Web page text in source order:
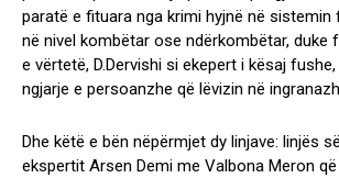
paratë e fituara nga krimi hyjnë në sistemin
në nivel kombëtar ose ndërkombëtar, duke
e vërtetë, D.Dervishi si ekepert i kësaj
ngjarje e persoanzhe që lëvizin në
Dhe këtë e bën nëpërmjet dy linjave: linjës
ekspertit Arsen Demi me Valbona Meron